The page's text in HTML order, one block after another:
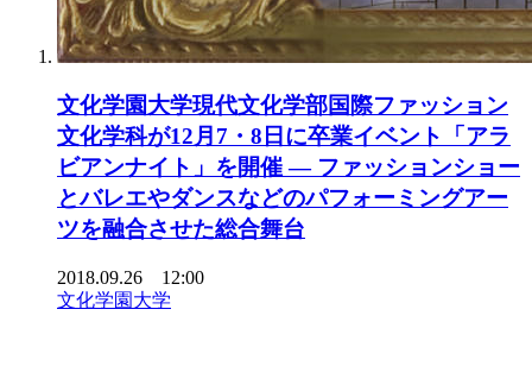
文化学園大学現代文化学部国際ファッション
文化学科が12月7・8日に卒業イベント「アラ
ビアンナイト」を開催 — ファッションショー
とバレエやダンスなどのパフォーミングアー
ツを融合させた総合舞台
2018.09.26 12:00
文化学園大学